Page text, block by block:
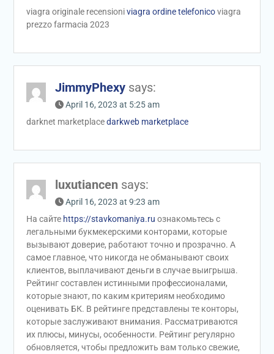
viagra originale recensioniviagra ordine telefonicoviagra
prezzo farmacia 2023
JimmyPhexy says:
April 16, 2023 at 5:25 am
darknet marketplacedarkweb marketplace
luxutiancen says:
April 16, 2023 at 9:23 am
На сайте https://stavkomaniya.ru ознакомьтесь с
легальными букмекерскими конторами, которые
вызывают доверие, работают точно и прозрачно. А
самое главное, что никогда не обманывают своих
клиентов, выплачивают деньги в случае выигрыша.
Рейтинг составлен истинными профессионалами,
которые знают, по каким критериям необходимо
оценивать БК. В рейтинге представлены те конторы,
которые заслуживают внимания. Рассматриваются
их плюсы, минусы, особенности. Рейтинг регулярно
обновляется, чтобы предложить вам только свежие,